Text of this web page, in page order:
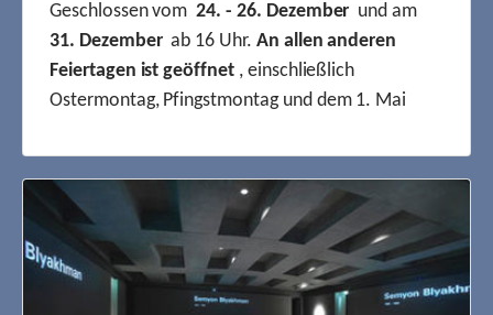
Geschlossen vom24. - 26. Dezember und am
31. Dezemberab 16 Uhr. An allen anderen
Feiertagen ist geöffnet, einschließlich
Ostermontag, Pfingstmontag und dem 1. Mai